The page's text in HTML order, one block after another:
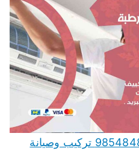
فني تكييف هندي قرطبة 98548488 تركيب وصيانة